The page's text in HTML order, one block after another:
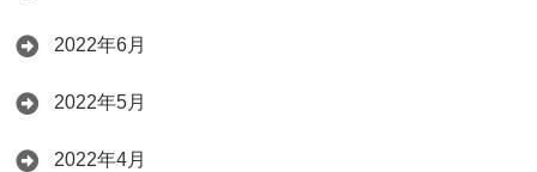
2022年6月
2022年5月
2022年4月